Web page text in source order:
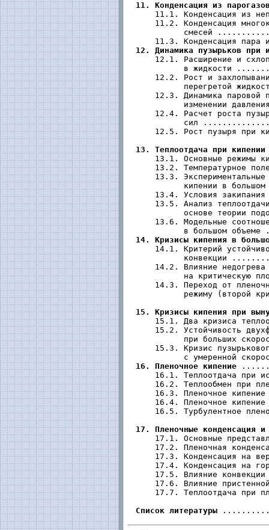
11. Конденсация из
11.1. Конденсация из
11.2. Конденсация
смесей
11.3. Конденсация пара
12. Динамика пузырьков при
12.1. Расширение и
в жидкости
12.2. Рост и
перегретой
12.3. Динамика паровой
изменении
12.4. Расчет роста
сил
12.5. Рост пузыря при
13. Теплоотдача при кипении
13.1. Основные режимы
13.2. Температурное
13.3.
кипении в
13.4. Условия
13.5. Анализ
основе теории
13.6. Модельные
в большом объеме
14. Кризисы кипения в
14.1. Критерий
конвекции
14.2. Влияние
на критическую
14.3. Переход от
режиму (второй
15. Кризисы кипения при
15.1. Два кризиса
15.2. Устойчивость
при больших
15.3. Кризис
с умеренной
16. Пленочное кипение
16.1. Теплоотдача при
16.2. Теплообмен при
16.3. Пленочное
16.4. Пленочное
16.5. Турбулентное
17. Пленочные конденсация
17.1. Основные
17.2. Пленочная
17.3. Конденсация на
17.4. Конденсация на
17.5. Влияние
17.6. Влияние
17.7. Теплоотдача при
Список литературы